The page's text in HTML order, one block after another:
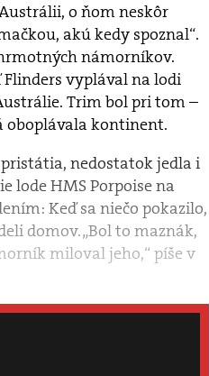
o ňom neskôr
akú kedy spoznal“.
námorníkov.
vyplával na lodi
Trim bol pri tom –
oboplávala kontinent.
pristátia, nedostatok jedla i
lode HMS Porpoise na
Keď sa niečo pokazilo,
domov. „Bol to maznák,
miloval jeho,“ píše v